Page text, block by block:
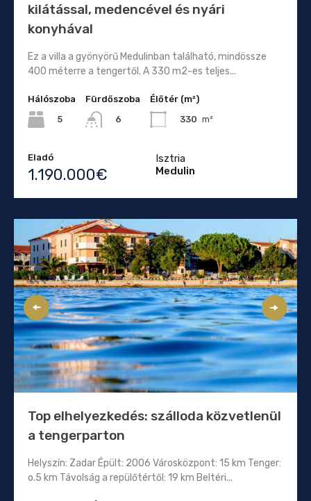
kilátással, medencével és nyári
konyhával
Ez a villa a gyönyörű Medulinban található, mindössze
400 méterre a tengertől. A 330 m2-es teljes...
Hálószoba
5
Fürdőszoba
6
Élőtér (m²)
330 m²
Eladó
1.190.000€
Isztria
Medulin
Top elhelyezkedés: szálloda közvetlenül
a tengerparton
Helyszín: Zadar Épült: 2006 Városközpont: 15 km Tenger:
o.5 km Távolság a repülőtértől: 19 km Beltéri...